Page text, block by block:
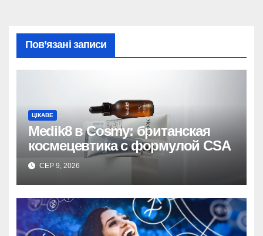
Пов’язані записи
ЦІКАВЕ
Medik8 в Cosmy: британская
космецевтика с формулой CSA
СЕР 9, 2026